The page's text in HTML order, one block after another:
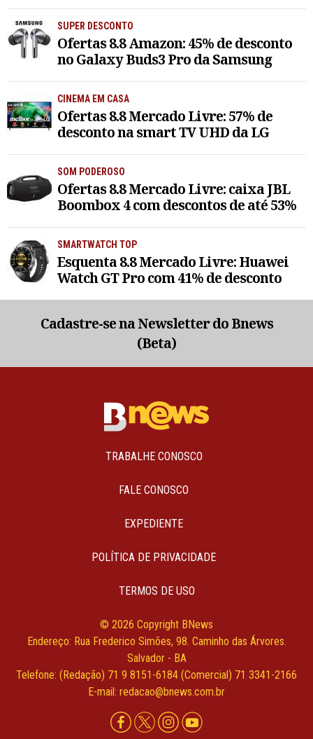
SUPER DESCONTO
Ofertas 8.8 Amazon: 45% de desconto
no Galaxy Buds3 Pro da Samsung
CINEMA EM CASA
Ofertas 8.8 Mercado Livre: 57% de
desconto na smart TV UHD da LG
SOM PODEROSO
Ofertas 8.8 Mercado Livre: caixa JBL
Boombox 4 com descontos de até 53%
SMARTWATCH TOP
Esquenta 8.8 Mercado Livre: Huawei
Watch GT Pro com 41% de desconto
Cadastre-se na Newsletter do Bnews
(Beta)
TRABALHE CONOSCO
FALE CONOSCO
EXPEDIENTE
POLÍTICA DE PRIVACIDADE
TERMOS DE USO
© 2026 Copyright BNews
Endereço: Rua Frederico Simões, 98. Caminho das Árvores.
Salvador - BA
Telefone: (Redação) 71 9 8151-6184 (Comercial) 71 3341-2166
E-mail: redacao@bnews.com.br